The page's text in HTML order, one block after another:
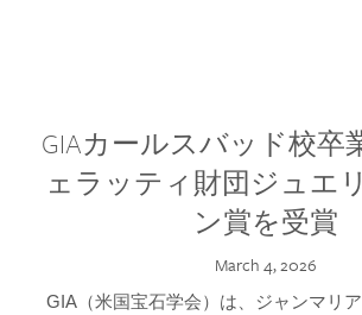
GIAカールスバッド校卒
ェラッティ財団ジュエ
ン賞を受賞
March 4, 2026
GIA（米国宝石学会）は、ジャンマリ